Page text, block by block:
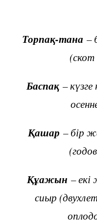
Торпақ-тана –
(скот
Баспақ– күзге
Қашар – бір
Құажын –
сиыр